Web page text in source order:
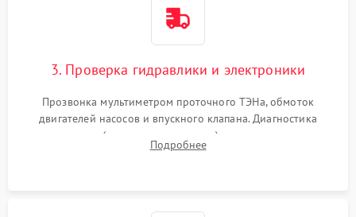
3. Проверка гидравлики и электроники
Прозвонка мультиметром проточного ТЭНа, обмоток
двигателей насосов и впускного клапана. Диагностика
прессостата (датчика уровня воды), датчика мутности,
концевика дверцы и электронного модуля управления.
Подробнее